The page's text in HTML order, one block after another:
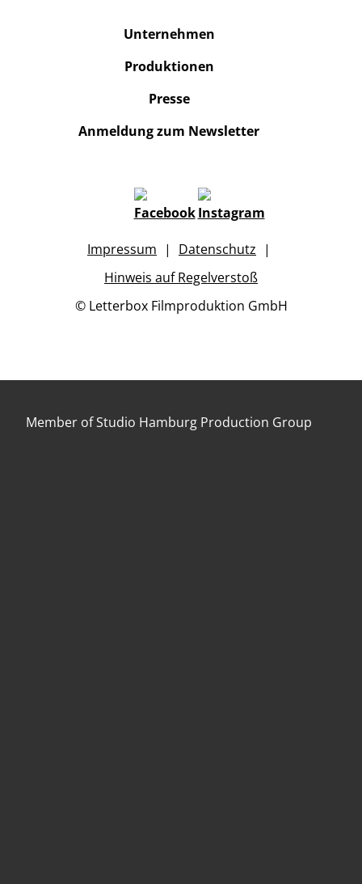
Unternehmen
Produktionen
Presse
Anmeldung zum Newsletter
Impressum
Datenschutz
Hinweis auf Regelverstoß
© Letterbox Filmproduktion GmbH
Member of Studio Hamburg Production Group